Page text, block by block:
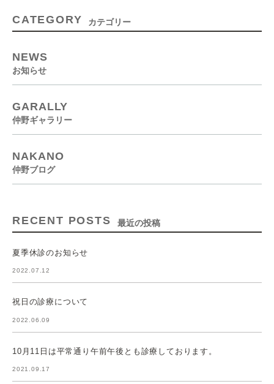
CATEGORY カテゴリー
NEWS
お知らせ
GARALLY
仲野ギャラリー
NAKANO
仲野ブログ
RECENT POSTS 最近の投稿
夏季休診のお知らせ
2022.07.12
祝日の診療について
2022.06.09
10月11日は平常通り午前午後とも診療しております。
2021.09.17